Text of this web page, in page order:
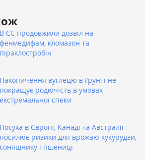
В ЄС продовжили дозвіл на
фенмедифам, кломазон та
піраклостробін
Накопичення вуглецю в ґрунті не
покращує родючість в умовах
екстремальної спеки
Посуха в Європі, Канаді та Австралії
посилює ризики для врожаю кукурудзи,
соняшнику і пшениці